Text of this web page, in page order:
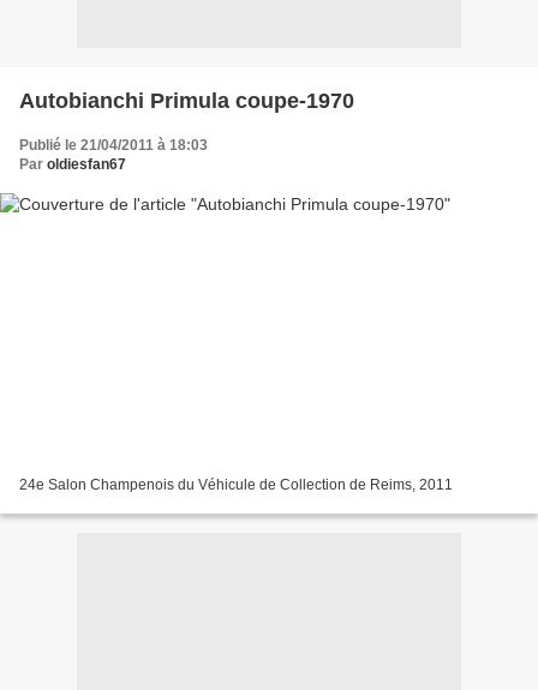
Autobianchi Primula coupe-1970
Publié le 21/04/2011 à 18:03
Par oldiesfan67
24e Salon Champenois du Véhicule de Collection de Reims, 2011